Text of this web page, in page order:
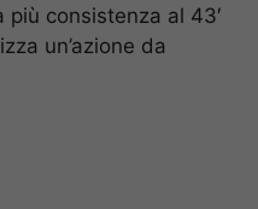
consistenza al 43′
un’azione da